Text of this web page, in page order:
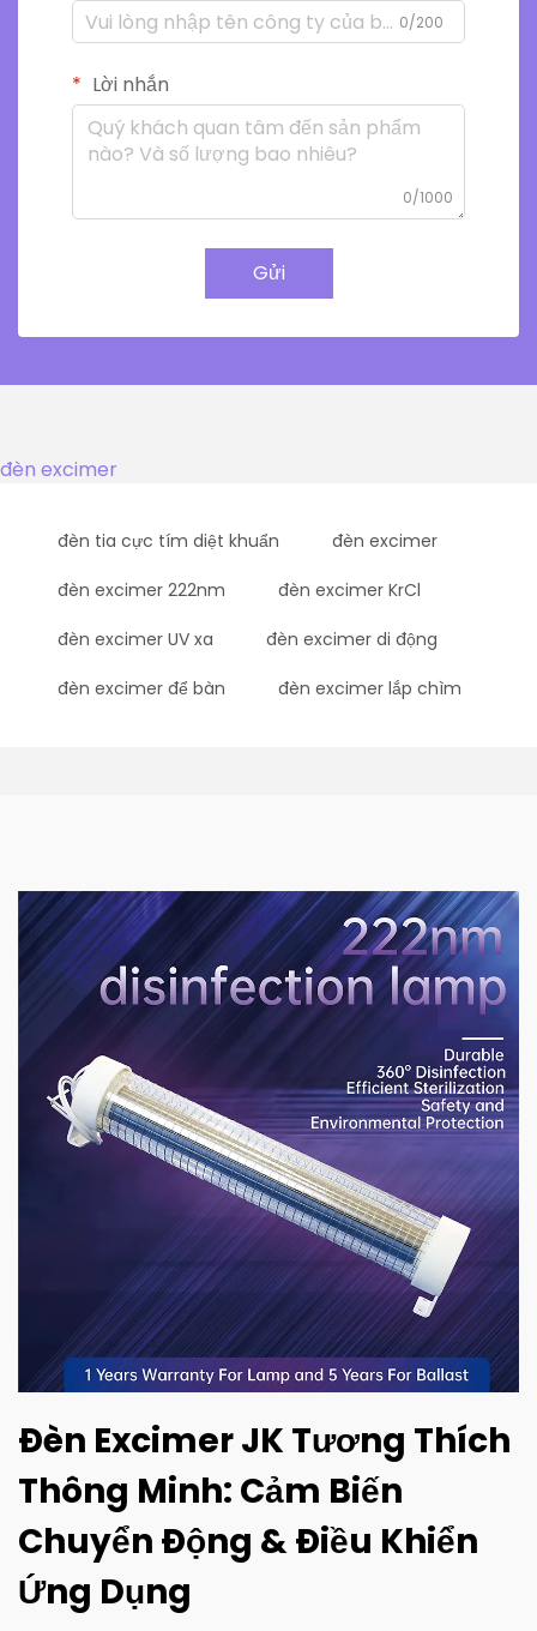
0/200
Lời nhắn
0/1000
Gửi
đèn excimer
đèn tia cực tím diệt khuẩn đèn excimer
đèn excimer 222nm đèn excimer KrCl
đèn excimer UV xa đèn excimer di động
đèn excimer để bàn đèn excimer lắp chìm
Đèn Excimer JK Tương Thích
Thông Minh: Cảm Biến
Chuyển Động & Điều Khiển
Ứng Dụng